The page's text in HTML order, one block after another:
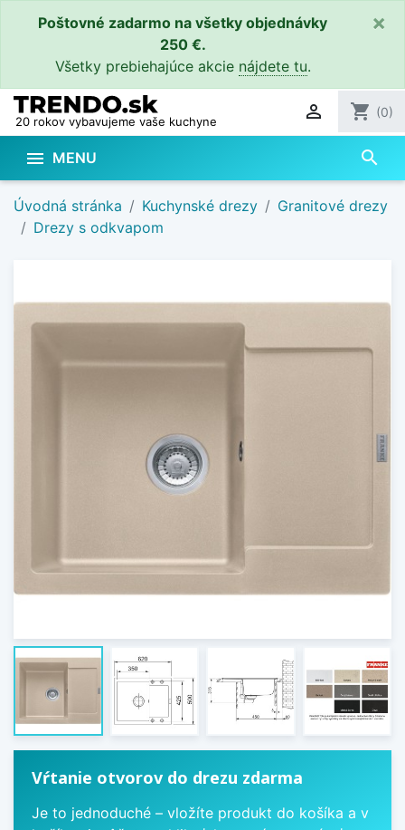
Poštovné zadarmo na všetky objednávky
250 €.
Všetky prebiehajúce akcie nájdete tu.
×
20 rokov vybavujeme vaše kuchyne  shopping_cart (0)
 MENU search
Úvodná stránka Kuchynské drezy
Granitové drezy
Drezy s odkvapom
Vŕtanie otvorov do drezu zdarma
Je to jednoduché – vložíte produkt do košíka a v